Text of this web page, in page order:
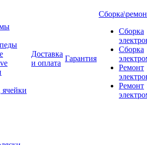
Доставка
и оплата
Гарантия
Сборка
Сборка
Ремонт
Ремонт